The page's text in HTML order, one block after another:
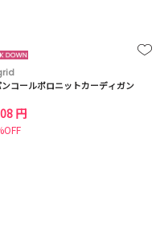
ンコールポロニットカーディガン
円